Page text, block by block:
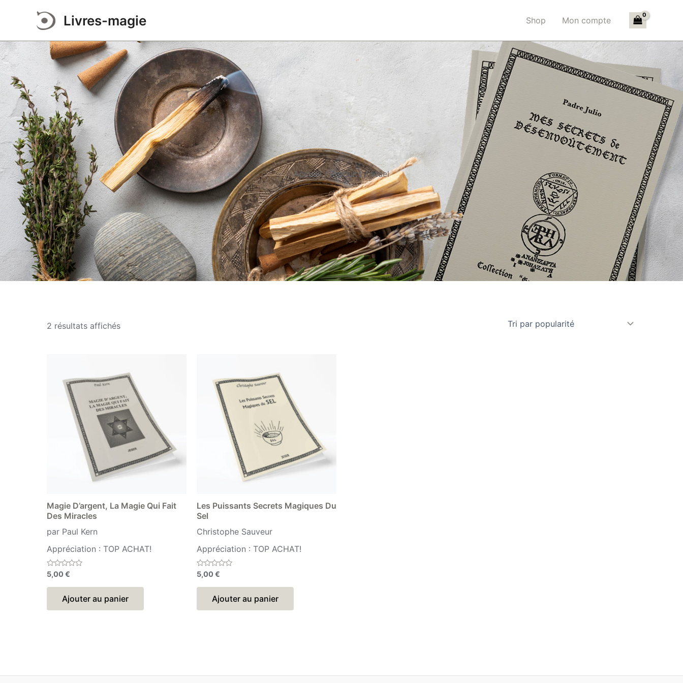
Livres-magie Shop Mon compte
Accueil Produits rituel
2 résultats affichésTrié
Magie D’argent, La Magie Qui Fait
Des Miracles
par Paul Kern
Appréciation : TOP ACHAT!
Note
sur
5,00 €
Ajouter au panier
Les Puissants Secrets Magiques Du
Sel
Christophe Sauveur
Appréciation : TOP ACHAT!
Note
sur
5,00 €
Ajouter au panier